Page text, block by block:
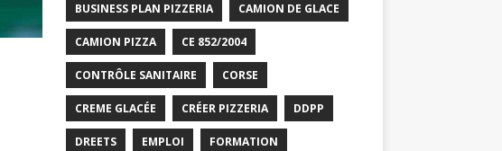
BUSINESS PLAN PIZZERIA CAMION DE GLACE
CAMION PIZZA CE 852/2004
CONTRÔLE SANITAIRE CORSE
CREME GLACÉE CRÉER PIZZERIA DDPP
DREETS EMPLOI FORMATION